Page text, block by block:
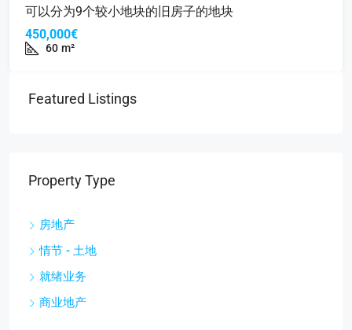
可以分为9个较小地块的旧房子的地块
450,000€
60 m²
Featured Listings
Property Type
房地产
情节 - 土地
就绪业务
商业地产